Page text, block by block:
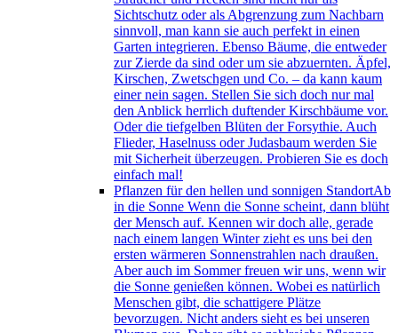
Sichtschutz oder als Abgrenzung zum Nachbarn
sinnvoll, man kann sie auch perfekt in einen
Garten integrieren. Ebenso Bäume, die entweder
zur Zierde da sind oder um sie abzuernten. Äpfel,
Kirschen, Zwetschgen und Co. – da kann kaum
einer nein sagen. Stellen Sie sich doch nur mal
den Anblick herrlich duftender Kirschbäume vor.
Oder die tiefgelben Blüten der Forsythie. Auch
Flieder, Haselnuss oder Judasbaum werden Sie
mit Sicherheit überzeugen. Probieren Sie es doch
einfach mal!
Pflanzen für den hellen und sonnigen StandortAb
in die Sonne Wenn die Sonne scheint, dann blüht
der Mensch auf. Kennen wir doch alle, gerade
nach einem langen Winter zieht es uns bei den
ersten wärmeren Sonnenstrahlen nach draußen.
Aber auch im Sommer freuen wir uns, wenn wir
die Sonne genießen können. Wobei es natürlich
Menschen gibt, die schattigere Plätze
bevorzugen. Nicht anders sieht es bei unseren